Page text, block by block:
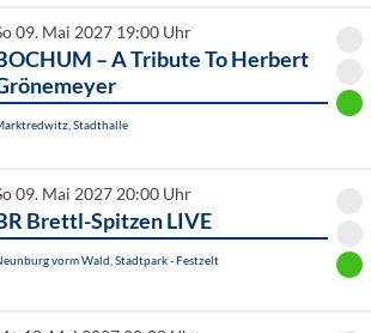
09. Mai 2027 19:00 Uhr
– A Tribute To Herbert
Stadthalle
09. Mai 2027 20:00 Uhr
Brettl-Spitzen LIVE
vorm Wald, Stadtpark - Festzelt